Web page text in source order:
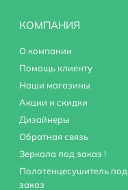
КОМПАНИЯ
О компании
Помощь клиенту
Наши магазины
Акции и скидки
Дизайнеры
Обратная связь
Зеркала под заказ !
Полотенцесушитель под
заказ